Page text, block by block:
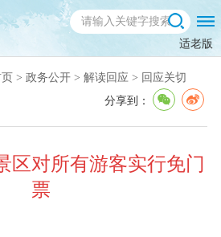
适老版
> 政务公开 > 解读回应 > 回应关切
分享到：
区对所有游客实行免门
票